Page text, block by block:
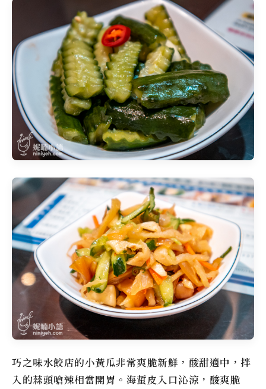
巧之味水餃店的小黃瓜非常爽脆新鮮，酸甜適中，拌
入的蒜頭嗆辣相當開胃。海蜇皮入口沁涼，酸爽脆